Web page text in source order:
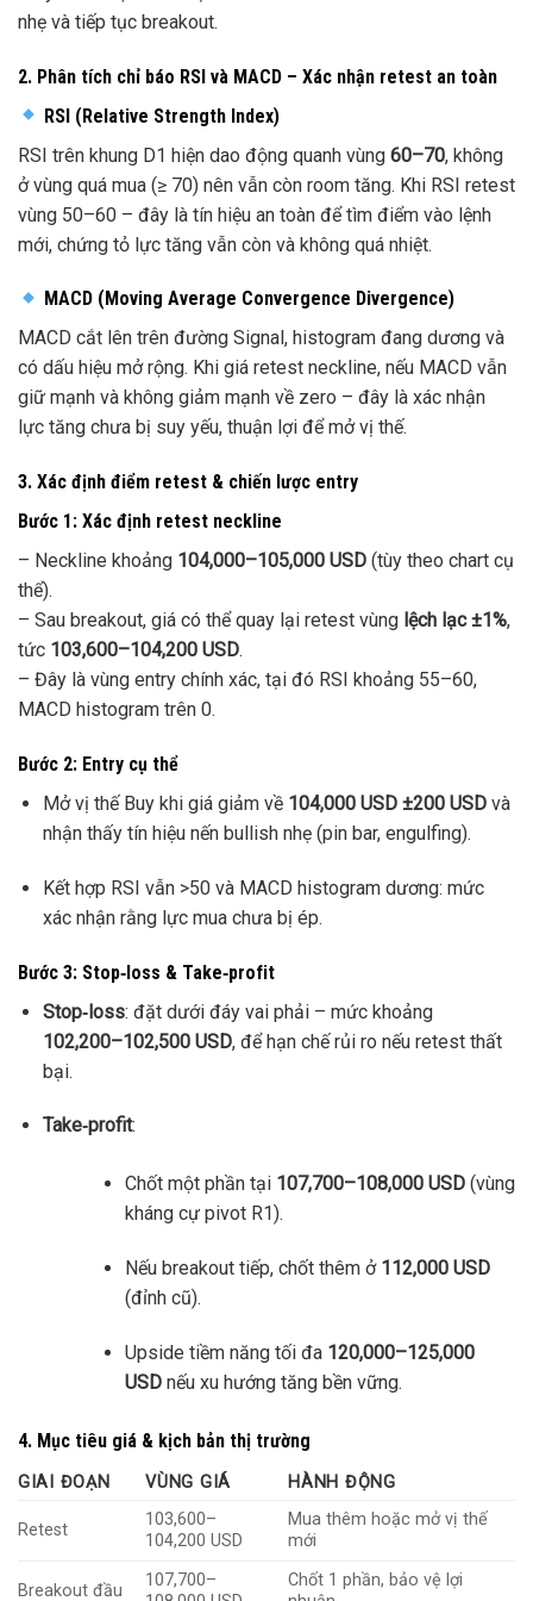
nhẹ và tiếp tục breakout.
2. Phân tích chỉ báo RSI và MACD – Xác nhận retest an toàn
RSI (Relative Strength Index)
RSI trên khung D1 hiện dao động quanh vùng 60–70, không
ở vùng quá mua (≥ 70) nên vẫn còn room tăng. Khi RSI retest
vùng 50–60 – đây là tín hiệu an toàn để tìm điểm vào lệnh
mới, chứng tỏ lực tăng vẫn còn và không quá nhiệt.
MACD (Moving Average Convergence Divergence)
MACD cắt lên trên đường Signal, histogram đang dương và
có dấu hiệu mở rộng. Khi giá retest neckline, nếu MACD vẫn
giữ mạnh và không giảm mạnh về zero – đây là xác nhận
lực tăng chưa bị suy yếu, thuận lợi để mở vị thế.
3. Xác định điểm retest & chiến lược entry
Bước 1: Xác định retest neckline
– Neckline khoảng 104,000–105,000 USD (tùy theo chart cụ
thể).
– Sau breakout, giá có thể quay lại retest vùng lệch lạc ±1%,
tức 103,600–104,200 USD.
– Đây là vùng entry chính xác, tại đó RSI khoảng 55–60,
MACD histogram trên 0.
Bước 2: Entry cụ thể
Mở vị thế Buy khi giá giảm về 104,000 USD ±200 USDvà
nhận thấy tín hiệu nến bullish nhẹ (pin bar, engulfing).
Kết hợp RSI vẫn >50 và MACD histogram dương: mức
xác nhận rằng lực mua chưa bị ép.
Bước 3: Stop‑loss & Take‑profit
Stop‑loss: đặt dưới đáy vai phải – mức khoảng
102,200–102,500 USD, để hạn chế rủi ro nếu retest thất
bại.
Take‑profit:
Chốt một phần tại 107,700–108,000 USD(vùng
kháng cự pivot R1).
Nếu breakout tiếp, chốt thêm ở 112,000 USD
(đỉnh cũ).
Upside tiềm năng tối đa 120,000–125,000
USDnếu xu hướng tăng bền vững.
4. Mục tiêu giá & kịch bản thị trường
GIAI ĐOẠN VÙNG GIÁ HÀNH ĐỘNG
Retest
103,600–
104,200 USD
Mua thêm hoặc mở vị thế
mới
Breakout đầu
107,700–
Chốt 1 phần, bảo vệ lợi